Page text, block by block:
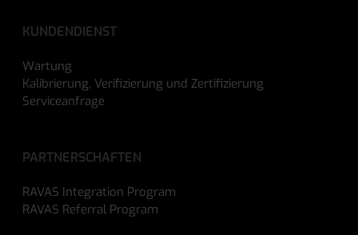
KUNDENDIENST
Wartung
Kalibrierung, Verifizierung und Zertifizierung
Serviceanfrage
PARTNERSCHAFTEN
RAVAS Integration Program
RAVAS Referral Program